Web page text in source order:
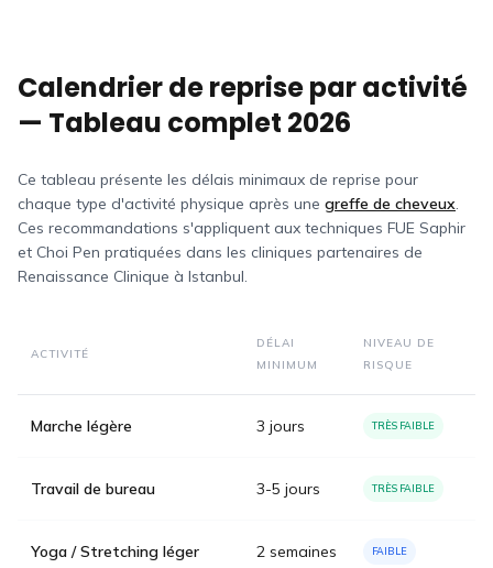
Calendrier de reprise par activité
— Tableau complet 2026
Ce tableau présente les délais minimaux de reprise pour
chaque type d'activité physique après une greffe de cheveux
Ces recommandations s'appliquent aux techniques FUE Saphir
et Choi Pen pratiquées dans les cliniques partenaires de
Renaissance Clinique à Istanbul.
ACTIVITÉ
DÉLAI
MINIMUM
NIVEAU DE
RISQUE
Marche légère 3 jours TRÈS FAIBLE
Travail de bureau 3-5 jours TRÈS FAIBLE
Yoga / Stretching léger 2 semaines FAIBLE